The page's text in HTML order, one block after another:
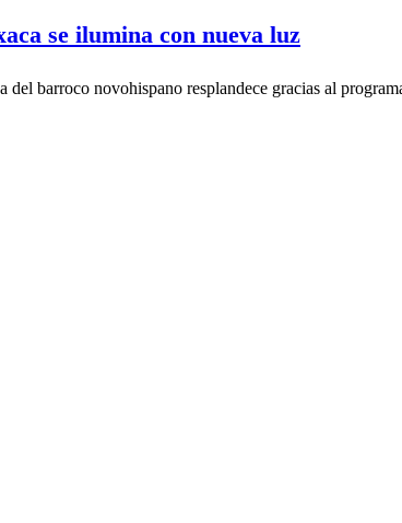
se ilumina con nueva luz
del barroco novohispano resplandece gracias al